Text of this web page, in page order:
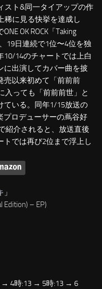
スト&同一タイアップの作
稀に見る快挙を達成し
OK ROCK「Taking
19日連続で1位〜4位を独
10/14のチャートでは上白
に出演してカバー曲を披
売以来初めて「前前前
入っても「前前前世」と
ている。同年1/15放送の
プロデューサーの蔦谷好
紹介されると、放送直後
では再び2位まで浮上し
」
– EP)
→ 4時:13 → 5時:13 → 6